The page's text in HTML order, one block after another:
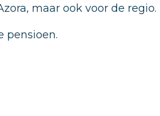
maar ook voor de regio.
pensioen.